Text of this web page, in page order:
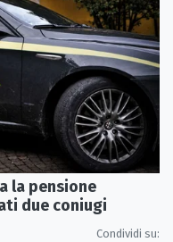
la pensione
due coniugi
Condividi su: